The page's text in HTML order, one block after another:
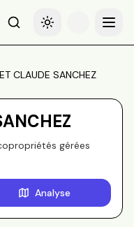
RechercheBasculer le thème
Menu
CLAUDE SANCHEZ
s gérées
Analyse